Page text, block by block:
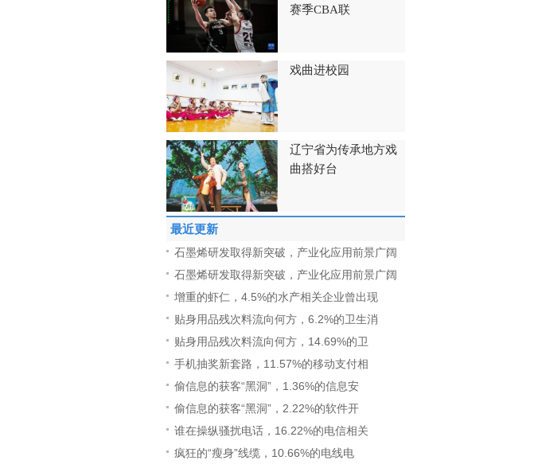
赛季CBA联
戏曲进校园
辽宁省为传承地方戏
曲搭好台
最近更新
石墨烯研发取得新突破，产业化应用前景广阔
石墨烯研发取得新突破，产业化应用前景广阔
增重的虾仁，4.5%的水产相关企业曾出现
贴身用品残次料流向何方，6.2%的卫生消
贴身用品残次料流向何方，14.69%的卫
手机抽奖新套路，11.57%的移动支付相
偷信息的获客“黑洞”，1.36%的信息安
偷信息的获客“黑洞”，2.22%的软件开
谁在操纵骚扰电话，16.22%的电信相关
疯狂的“瘦身”线缆，10.66%的电线电